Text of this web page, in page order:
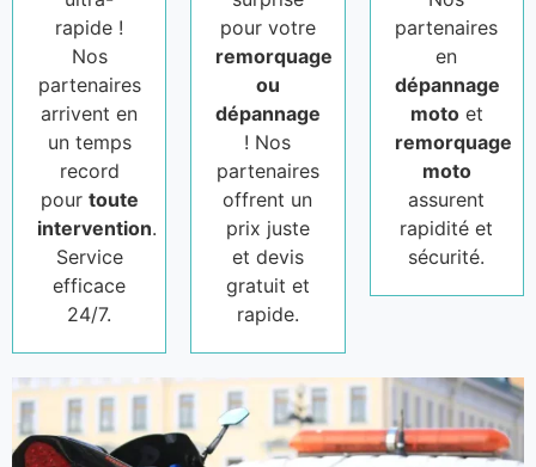
rapide !
Nos
partenaires
arrivent en
un temps
record
pour toute
intervention.
Service
efficace
24/7.
pour votre
remorquage
ou
dépannage
! Nos
partenaires
offrent un
prix juste
et devis
gratuit et
rapide.
partenaires
en
dépannage
motoet
remorquage
moto
assurent
rapidité et
sécurité.